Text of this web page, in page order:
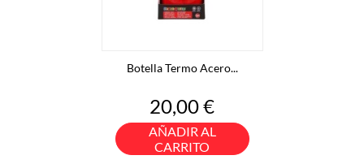
Botella Termo Acero...
Precio
20,00 €
AÑADIR AL
CARRITO